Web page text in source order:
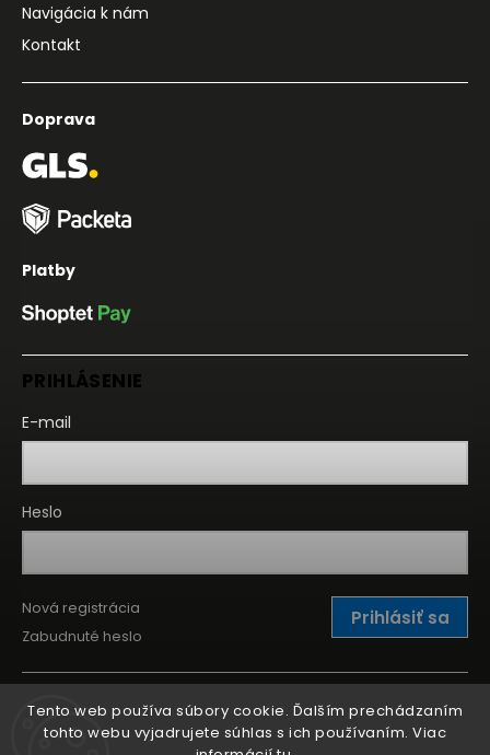
Tento web používa súbory cookie. Ďalším prechádzaním
tohto webu vyjadrujete súhlas s ich používaním. Viac
Navigácia k nám
Kontakt
Doprava
Platby
PRIHLÁSENIE
E-mail
Heslo
Prihlásiť sa
Nová registrácia
Zabudnuté heslo